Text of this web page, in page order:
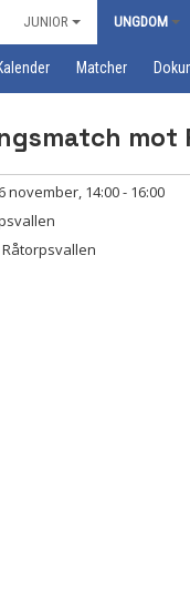
JUNIOR UNGDOM
Matcher
mot
november, 14:00 - 16:00
Råtorpsvallen